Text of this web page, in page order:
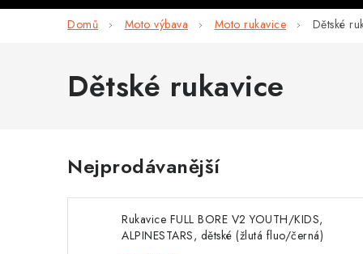
Domů Moto výbava Moto rukavice Dětské
Dětské rukavice
Nejprodávanější
Rukavice FULL BORE V2 YOUTH/KIDS,
ALPINESTARS, dětské (žlutá fluo/černá)